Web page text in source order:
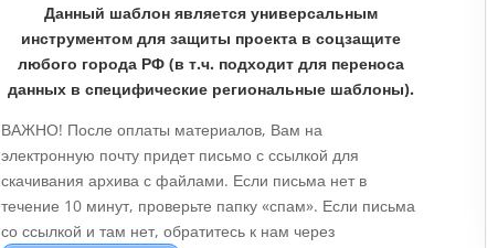
Данный шаблон является универсальным
инструментом для защиты проекта в соцзащите
любого города РФ (в т.ч. подходит для переноса
данных в специфические региональные шаблоны).
ВАЖНО! После оплаты материалов, Вам на
электронную почту придет письмо с ссылкой для
скачивания архива с файлами. Если письма нет в
течение 10 минут, проверьте папку «спам». Если письма
со ссылкой и там нет, обратитесь к нам через